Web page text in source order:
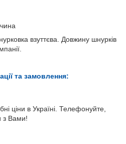
взуттєва. Довжину шнурків
та замовлення:
ціни в Україні. Телефонуйте,
з Вами!